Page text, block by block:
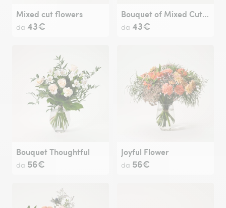
Mixed cut flowers
da 43€
Bouquet of Mixed Cut Flowers
da 43€
Bouquet Thoughtful
da 56€
Joyful Flower
da 56€